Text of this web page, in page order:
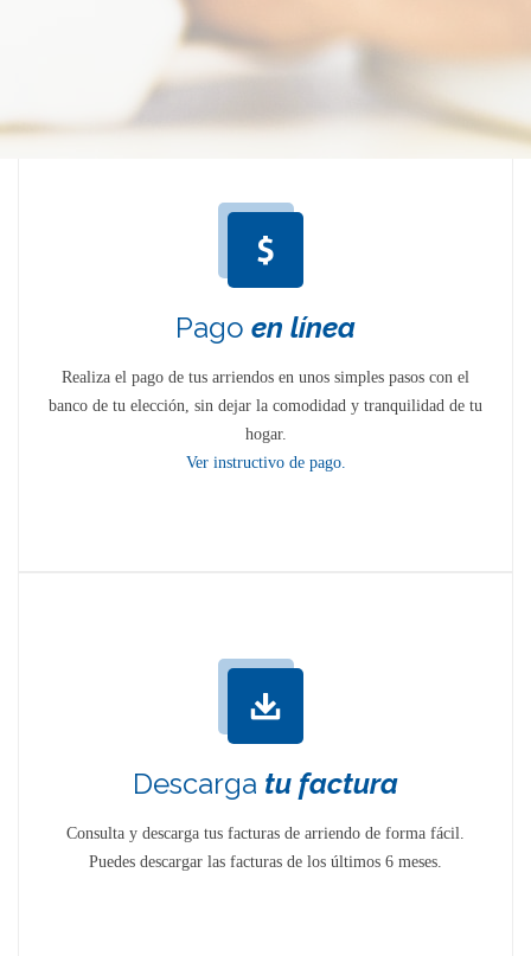
PROPIETARIO
Pago en línea
Realiza el pago de tus arriendos en unos simples pasos con el
banco de tu elección, sin dejar la comodidad y tranquilidad de tu
hogar.
Ver instructivo de pago.
Descarga tu factura
Consulta y descarga tus facturas de arriendo de forma fácil.
Puedes descargar las facturas de los últimos 6 meses.